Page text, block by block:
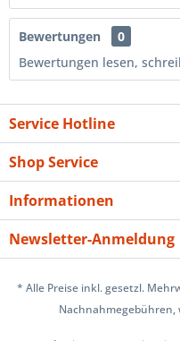
Bewertungen
0
Bewertungen lesen,
Service Hotline
Shop Service
Informationen
Newsletter-Anmeldung
* Alle Preise inkl. gesetzl.